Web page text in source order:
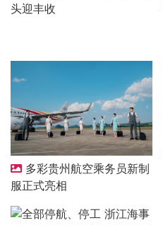
头迎丰收
多彩贵州航空乘务员新制
服正式亮相